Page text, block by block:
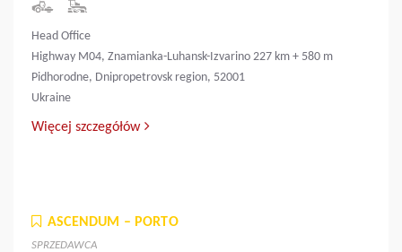
Head Office
Highway M04, Znamianka-Luhansk-Izvarino 227 km + 580 m
Pidhorodne, Dnipropetrovsk region, 52001
Ukraine
Więcej szczegółów
ASCENDUM – PORTO
SPRZEDAWCA